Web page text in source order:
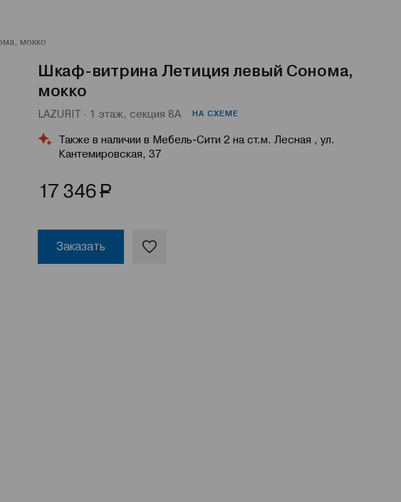
мокко
Шкаф-витрина Летиция левый Сонома,
мокко
LAZURIT · 1 этаж, секция 8А НА СХЕМЕ
Также в наличии в Мебель-Сити 2 на ст.м. Лесная , ул.
Кантемировская, 37
17 346Р
Заказать